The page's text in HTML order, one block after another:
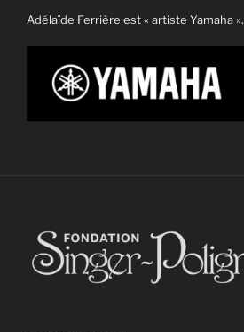
Adélaïde Ferrière est « artiste Yamaha ».